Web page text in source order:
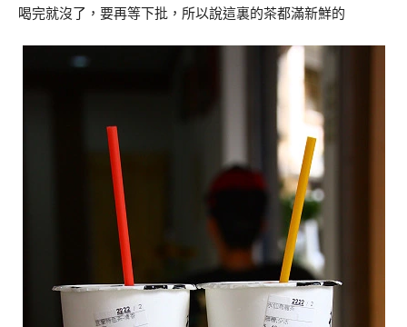
喝完就沒了，要再等下批，所以說這裏的茶都滿新鮮的